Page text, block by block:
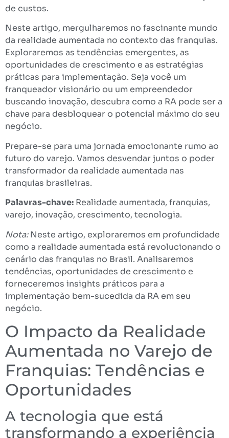
de custos.
Neste artigo, mergulharemos no fascinante mundo
da realidade aumentada no contexto das franquias.
Exploraremos as tendências emergentes, as
oportunidades de crescimento e as estratégias
práticas para implementação. Seja você um
franqueador visionário ou um empreendedor
buscando inovação, descubra como a RA pode ser a
chave para desbloquear o potencial máximo do seu
negócio.
Prepare-se para uma jornada emocionante rumo ao
futuro do varejo. Vamos desvendar juntos o poder
transformador da realidade aumentada nas
franquias brasileiras.
Palavras-chave: Realidade aumentada, franquias,
varejo, inovação, crescimento, tecnologia.
Nota:Neste artigo, exploraremos em profundidade
como a realidade aumentada está revolucionando o
cenário das franquias no Brasil. Analisaremos
tendências, oportunidades de crescimento e
forneceremos insights práticos para a
implementação bem-sucedida da RA em seu
negócio.
O Impacto da Realidade
Aumentada no Varejo de
Franquias: Tendências e
Oportunidades
A tecnologia que está
transformando a experiência